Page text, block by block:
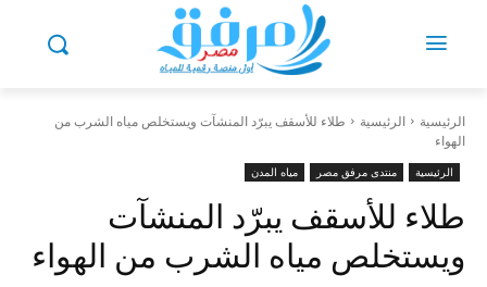
الرئيسية الرئيسية
طلاء للأسقف يبرّد المنشآت ويستخلص مياه الشرب من
الهواء
الرئيسية منتدى مرفق مصر مياه المدن
طلاء للأسقف يبرّد المنشآت
ويستخلص مياه الشرب من الهواء